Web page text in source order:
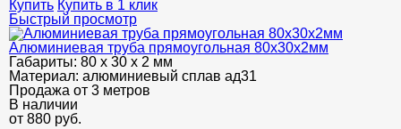
Купить Купить в 1 клик
Быстрый просмотр
Алюминиевая труба прямоугольная 80х30х2мм
Габариты: 80 х 30 х 2 мм
Материал: алюминиевый сплав ад31
Продажа от 3 метров
В наличии
от 880 руб.